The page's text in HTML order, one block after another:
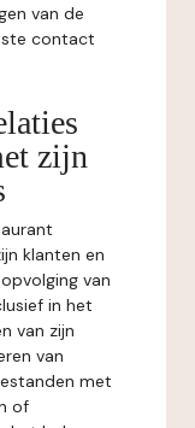
van de
contact
zijn
klanten en
van
in het
van zijn
van
met
of